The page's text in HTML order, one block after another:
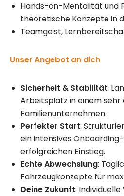
Hands-on-Mentalität und
theoretische Konzepte in
Teamgeist,
Unser Angebot an dich
Sicherheit & Stabilität:
Arbeitsplatz in einem
Familienunternehmen.
Perfekter Start:
ein intensives
erfolgreichen Einstieg.
Echte Abwechslung:
Fahrzeugkonzepte für
Deine Zukunft: